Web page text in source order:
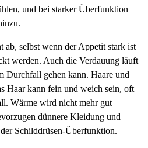
und bei starker Überfunktion
ab, selbst wenn der Appetit stark ist
werden. Auch die Verdauung läuft
Durchfall gehen kann. Haare und
Haar kann fein und weich sein, oft
Wärme wird nicht mehr gut
dünnere Kleidung und
Schilddrüsen-Überfunktion.